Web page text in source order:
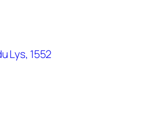
Lys, 1552